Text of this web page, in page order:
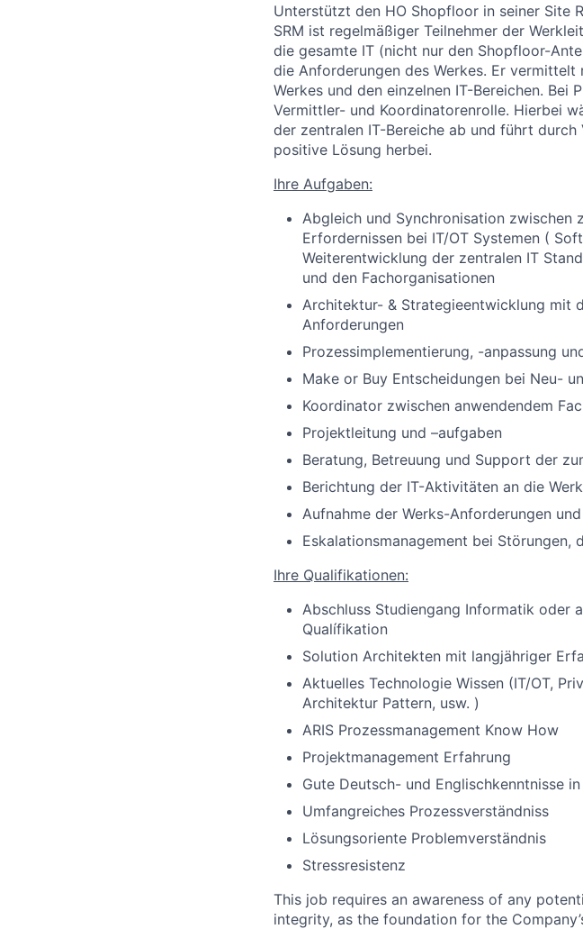
Unterstützt den HO Shopfloor in seiner Site
SRM ist regelmäßiger Teilnehmer der
die gesamte IT (nicht nur den Shopfloor-
die Anforderungen des Werkes. Er
Werkes und den einzelnen IT-Bereichen. Bei
Vermittler- und Koordinatorenrolle. Hierbei
der zentralen IT-Bereiche ab und führt
positive Lösung herbei.
Ihre Aufgaben:
Abgleich und Synchronisation
Erfordernissen bei IT/OT Systemen (
Weiterentwicklung der zentralen IT
und den Fachorganisationen
Architektur- & Strategieentwicklung mit
Anforderungen
Prozessimplementierung, -anpassung
Make or Buy Entscheidungen bei Neu-
Koordinator zwischen anwendendem
Projektleitung und –aufgaben
Beratung, Betreuung und Support der
Berichtung der IT-Aktivitäten an die
Aufnahme der Werks-Anforderungen
Eskalationsmanagement bei Störungen,
Ihre Qualifikationen:
Abschluss Studiengang Informatik oder
Qualífikation
Solution Architekten mit langjähriger
Aktuelles Technologie Wissen (IT/OT,
Architektur Pattern, usw. )
ARIS Prozessmanagement Know How
Projektmanagement Erfahrung
Gute Deutsch- und Englischkenntnisse
Umfangreiches Prozessverständniss
Lösungsoriente Problemverständnis
Stressresistenz
This job requires an awareness of any
integrity, as the foundation for the